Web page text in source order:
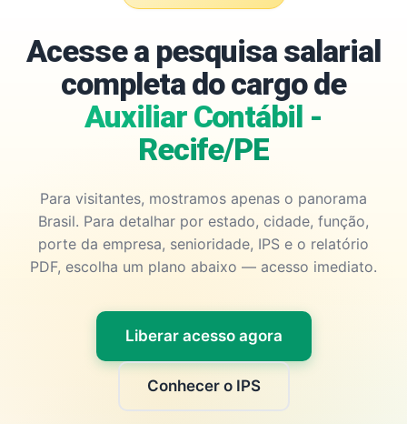
Acesse a pesquisa salarial
completa do cargo de
Auxiliar Contábil -
Recife/PE
Para visitantes, mostramos apenas o panorama
Brasil. Para detalhar por estado, cidade, função,
porte da empresa, senioridade, IPS e o relatório
PDF, escolha um plano abaixo — acesso imediato.
Liberar acesso agora
Conhecer o IPS